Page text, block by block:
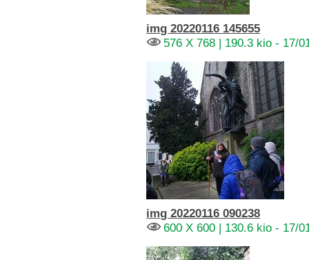
img 20220116 145655
576 X 768 | 190.3 kio - 17/
img 20220116 090238
600 X 600 | 130.6 kio - 17/